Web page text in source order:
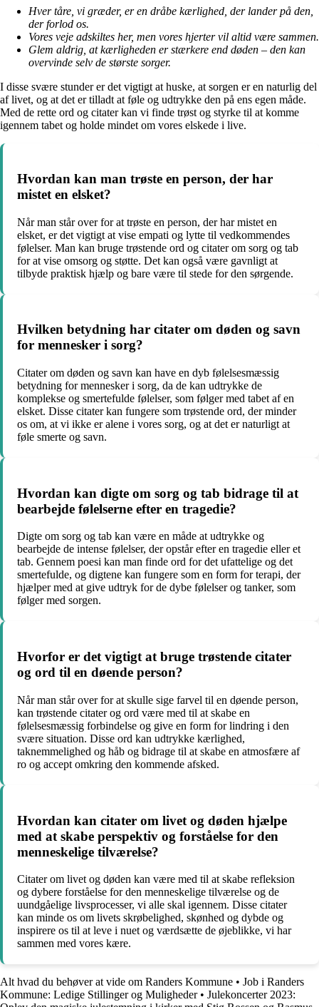
Hver tåre, vi græder, er en dråbe kærlighed, der lander på den,
der forlod os.
Vores veje adskiltes her, men vores hjerter vil altid være sammen.
Glem aldrig, at kærligheden er stærkere end døden – den kan
overvinde selv de største sorger.
I disse svære stunder er det vigtigt at huske, at sorgen er en naturlig del
af livet, og at det er tilladt at føle og udtrykke den på ens egen måde.
Med de rette ord og citater kan vi finde trøst og styrke til at komme
igennem tabet og holde mindet om vores elskede i live.
Hvordan kan man trøste en person, der har
mistet en elsket?
Når man står over for at trøste en person, der har mistet en
elsket, er det vigtigt at vise empati og lytte til vedkommendes
følelser. Man kan bruge trøstende ord og citater om sorg og tab
for at vise omsorg og støtte. Det kan også være gavnligt at
tilbyde praktisk hjælp og bare være til stede for den sørgende.
Hvilken betydning har citater om døden og savn
for mennesker i sorg?
Citater om døden og savn kan have en dyb følelsesmæssig
betydning for mennesker i sorg, da de kan udtrykke de
komplekse og smertefulde følelser, som følger med tabet af en
elsket. Disse citater kan fungere som trøstende ord, der minder
os om, at vi ikke er alene i vores sorg, og at det er naturligt at
føle smerte og savn.
Hvordan kan digte om sorg og tab bidrage til at
bearbejde følelserne efter en tragedie?
Digte om sorg og tab kan være en måde at udtrykke og
bearbejde de intense følelser, der opstår efter en tragedie eller et
tab. Gennem poesi kan man finde ord for det ufattelige og det
smertefulde, og digtene kan fungere som en form for terapi, der
hjælper med at give udtryk for de dybe følelser og tanker, som
følger med sorgen.
Hvorfor er det vigtigt at bruge trøstende citater
og ord til en døende person?
Når man står over for at skulle sige farvel til en døende person,
kan trøstende citater og ord være med til at skabe en
følelsesmæssig forbindelse og give en form for lindring i den
svære situation. Disse ord kan udtrykke kærlighed,
taknemmelighed og håb og bidrage til at skabe en atmosfære af
ro og accept omkring den kommende afsked.
Hvordan kan citater om livet og døden hjælpe
med at skabe perspektiv og forståelse for den
menneskelige tilværelse?
Citater om livet og døden kan være med til at skabe refleksion
og dybere forståelse for den menneskelige tilværelse og de
uundgåelige livsprocesser, vi alle skal igennem. Disse citater
kan minde os om livets skrøbelighed, skønhed og dybde og
inspirere os til at leve i nuet og værdsætte de øjeblikke, vi har
sammen med vores kære.
Alt hvad du behøver at vide om Randers Kommune • Job i Randers
Kommune: Ledige Stillinger og Muligheder• Julekoncerter 2023: